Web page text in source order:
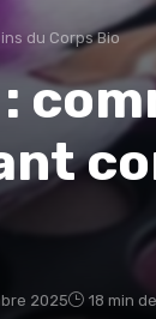
du Corps Bio
2025 18 min